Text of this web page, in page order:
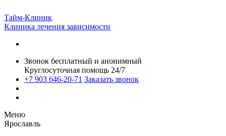
Тайм-Клиник
Клиника лечения зависимости
Звонок бесплатный и анонимный
Круглосуточная помощь 24/7
+7 903 646-20-71 Заказать звонок
Меню
Ярославль